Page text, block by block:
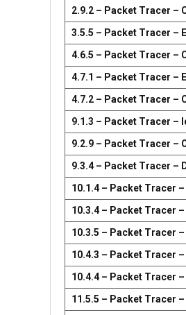
2.9.2 – Packet Tracer –
3.5.5 – Packet Tracer –
4.6.5 – Packet Tracer –
4.7.1 – Packet Tracer –
4.7.2 – Packet Tracer –
9.1.3 – Packet Tracer –
9.2.9 – Packet Tracer –
9.3.4 – Packet Tracer –
10.1.4 – Packet Tracer
10.3.4 – Packet Tracer
10.3.5 – Packet Tracer
10.4.3 – Packet Tracer
10.4.4 – Packet Tracer
11.5.5 – Packet Tracer